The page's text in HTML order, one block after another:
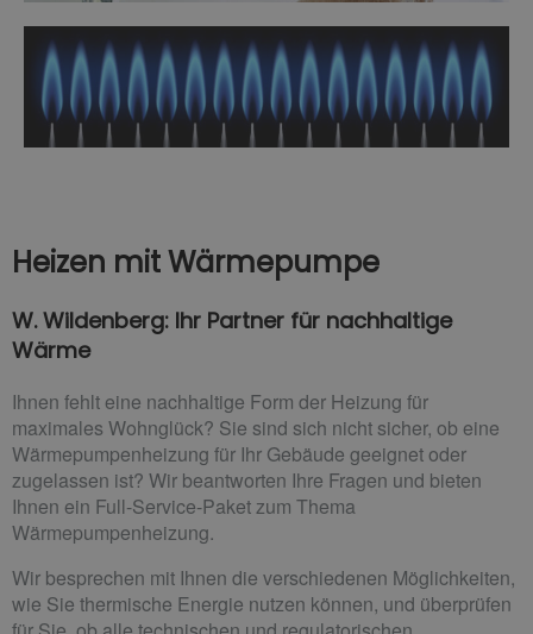
Heizen mit Wärmepumpe
W. Wildenberg: Ihr Partner für nachhaltige
Wärme
Ihnen fehlt eine nachhaltige Form der Heizung für
maximales Wohnglück? Sie sind sich nicht sicher, ob eine
Wärmepumpenheizung für Ihr Gebäude geeignet oder
zugelassen ist? Wir beantworten Ihre Fragen und bieten
Ihnen ein Full-Service-Paket zum Thema
Wärmepumpenheizung.
Wir besprechen mit Ihnen die verschiedenen Möglichkeiten,
wie Sie thermische Energie nutzen können, und überprüfen